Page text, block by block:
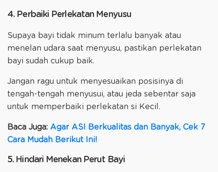
4. Perbaiki Perlekatan Menyusu
Supaya bayi tidak minum terlalu banyak atau
menelan udara saat menyusu, pastikan perlekatan
bayi sudah cukup baik.
Jangan ragu untuk menyesuaikan posisinya di
tengah-tengah menyusui, atau jeda sebentar saja
untuk memperbaiki perlekatan si Kecil.
Baca Juga: Agar ASI Berkualitas dan Banyak, Cek 7
Cara Mudah Berikut Ini!
5. Hindari Menekan Perut Bayi